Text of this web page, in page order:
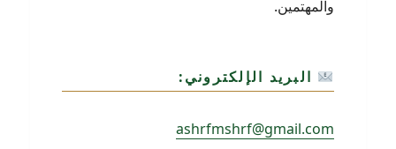
والمهتمين.
البريد الإلكتروني:
ashrfmshrf@gmail.com